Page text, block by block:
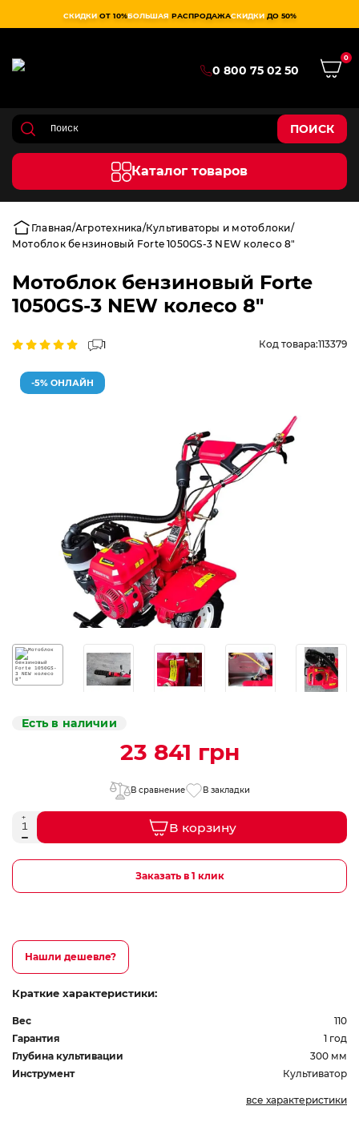
СКИДКИ ОТ 10%БОЛЬШАЯ РАСПРОДАЖАСКИДКИ ДО 50%
0 800 75 02 50
0
ПОИСК
Каталог товаров
Главная Агротехника Культиваторы и мотоблоки
Мотоблок бензиновый Forte 1050GS-3 NEW колесо 8"
Мотоблок бензиновый Forte
1050GS-3 NEW колесо 8"
1 Код товара:113379
-5% ОНЛАЙН
Есть в наличии
23 841 грн
В сравнение В закладки
В корзину
Заказать в 1 клик
Нашли дешевле?
Краткие характеристики:
Вес
110
Гарантия
1 год
Глубина культивации
300 мм
Инструмент
Культиватор
все характеристики